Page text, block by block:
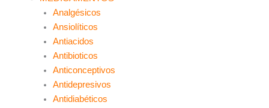
Analgésicos
Ansiolíticos
Antiacidos
Antibioticos
Anticonceptivos
Antidepresivos
Antidiabéticos